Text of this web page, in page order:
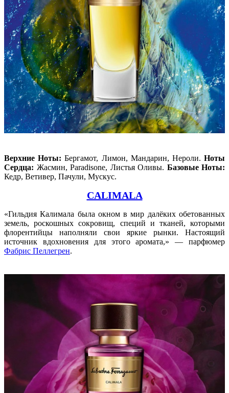
Верхние Ноты: Бергамот, Лимон, Мандарин, Нероли.Ноты
Сердца: Жасмин, Paradisone, Листья Оливы. Базовые Ноты:
Кедр, Ветивер, Пачули, Мускус.
CALIMALA
«Гильдия Калимала была окном в мир далёких обетованных
земель, роскошных сокровищ, специй и тканей, которыми
флорентийцы наполняли свои яркие рынки. Настоящий
источник вдохновения для этого аромата,» — парфюмер
Фабрис Пеллегрен.